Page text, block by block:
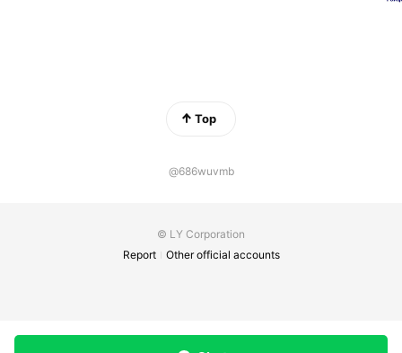
Top
@686wuvmb
© LY Corporation
Report
Other official accounts